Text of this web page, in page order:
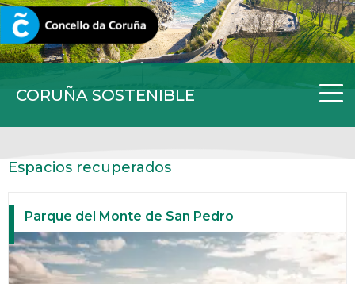
CORUÑA SOSTENIBLE
CORUNA.GAL
Espacios recuperados
Parque del Monte de San Pedro